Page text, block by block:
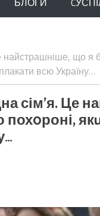
найстрашніше, що я
всю Україну…
сім’я. Це